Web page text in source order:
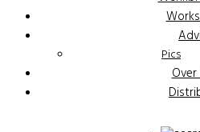
Pics
Over